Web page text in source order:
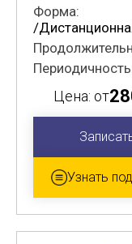
Форма:
/
Цена: от
Узнать